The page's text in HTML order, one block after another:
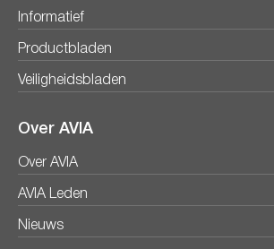
Informatief
Productbladen
Veiligheidsbladen
Over AVIA
Over AVIA
AVIA Leden
Nieuws